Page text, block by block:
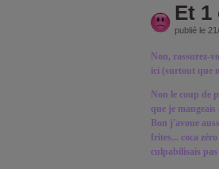
Et 1
publié le
Non, rassurez-
ici (surtout que
Non le coup de
que je
Bon j'avoue
frites... coca
culpabilisais